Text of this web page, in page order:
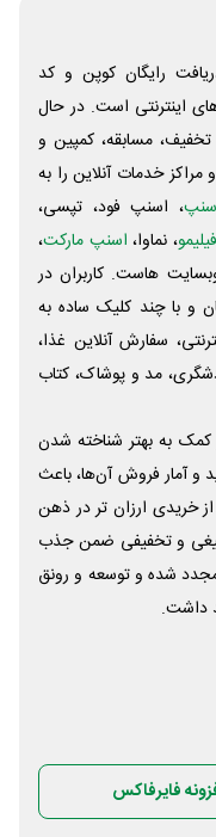
رایگان کوپن و کد
اینترنتی است. در حال
مسابقه، کمپین و
خدمات آنلاین را به
، اسنپ فود، تپسی،
، نماوا، اسنپ مارکت،
‌هاست. کاربران در
و با چند کلیک ساده به
سفارش آنلاین غذا،
مد و پوشاک، کتاب
کمک به بهتر شناخته شدن
و آمار فروش آن‌ها، باعث
خریدی ارزان تر در ذهن
و تخفیفی ضمن جذب
شده و توسعه و رونق
داشت.
فایرفاکس